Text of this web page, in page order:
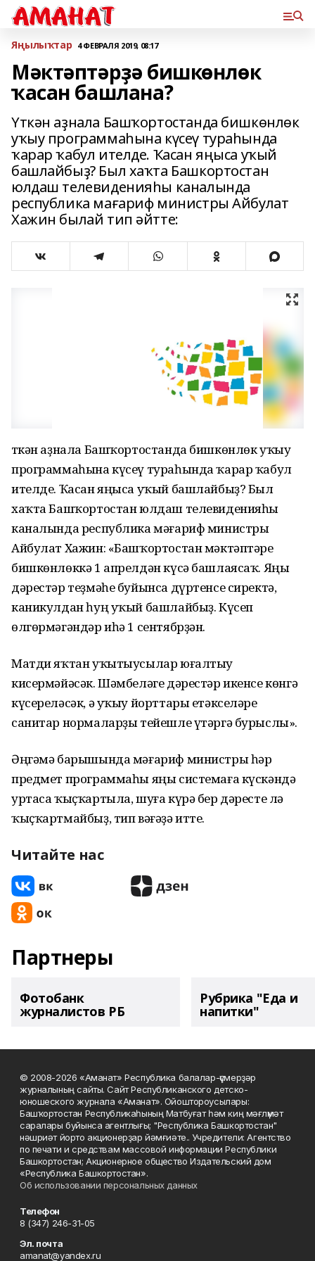
Яңылыҡтар 4 ФЕВРАЛЯ 2019, 08:17
Мәктәптәрҙә бишкөнлөк
ҡасан башлана?
Үткән аҙнала Башҡортостанда бишкөнлөк
уҡыу программаһына күсеү тураһында
ҡарар ҡабул ителде. Ҡасан яңыса уҡый
башлайбыҙ? Был хаҡта Башкортостан
юлдаш телевиденияһы каналында
республика мағариф министры Айбулат
Хажин былай тип әйтте:
Үткән аҙнала Башҡортостанда бишкөнлөк уҡыу
программаһына күсеү тураһында ҡарар ҡабул
ителде. Ҡасан яңыса уҡый башлайбыҙ? Был
хаҡта Башҡортостан юлдаш телевиденияһы
каналында республика мәғариф министры
Айбулат Хажин: «Башҡортостан мәктәптәре
бишкөнлөккә 1 апрелдән күсә башлаясаҡ. Яңы
дәрестәр теҙмәһе буйынса дүртенсе сиректә,
каникулдан һуң уҡый башлайбыҙ. Күсеп
өлгөрмәгәндәр иһә 1 сентябрҙән.
Матди яҡтан уҡытыусылар юғалтыу
кисермәйәсәк. Шәмбеләге дәрестәр икенсе көнгә
күсереләсәк, ә уҡыу йорттары етәкселәре
санитар нормаларҙы тейешле үтәргә бурыслы».
Әңгәмә барышында мәғариф министры һәр
предмет программаһы яңы системаға күскәндә
уртаса ҡыҫҡартыла, шуға күрә бер дәресте лә
ҡыҫҡартмайбыҙ, тип вәғәҙә итте.
Читайте нас
Партнеры
Фотобанк
журналистов РБ
Рубрика "Еда и
напитки"
© 2008-2026 «Аманат» Республика балалар-үҫмерҙәр
журналының сайты. Сайт Республиканского детско-
юношеского журнала «Аманат». Ойоштороусылары:
Башҡортостан Республикаһының Матбуғат һәм киң мәғлүмәт
саралары буйынса агентлығы; "Республика Башкортостан"
нәшриәт йорто акционерҙар йәмғиәте.. Учредители: Агентство
по печати и средствам массовой информации Республики
Башкортостан; Акционерное общество Издательский дом
«Республика Башкортостан».
Об использовании персональных данных
Телефон
8 (347) 246-31-05
Эл. почта
amanat@yandex.ru